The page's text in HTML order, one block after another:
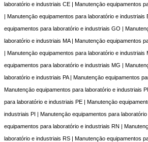
laboratório e industriais CE | Manutençāo equipamentos
| Manutençāo equipamentos para laboratório e industriais
equipamentos para laboratório e industriais GO |
laboratório e industriais MA | Manutençāo equipamentos
| Manutençāo equipamentos para laboratório e industriais
equipamentos para laboratório e industriais MG |
laboratório e industriais PA | Manutençāo equipamentos
Manutençāo equipamentos para laboratório e industriais
para laboratório e industriais PE | Manutençāo
industriais PI | Manutençāo equipamentos para
equipamentos para laboratório e industriais RN |
laboratório e industriais RS | Manutençāo equipamentos